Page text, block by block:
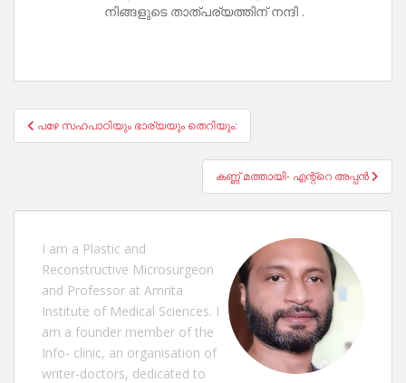
നിങ്ങളുടെ താത്പര്യത്തിന് നന്ദി .
Post
navigation
പഴേ സഹപാഠിയും ഭാര്യയും തെറിയും:
കണ്ണ് മത്തായി- എന്റ്റെ അപ്പൻ
I am a Plastic and
Reconstructive Microsurgeon
and Professor at Amrita
Institute of Medical Sciences. I
am a founder member of the
Info- clinic, an organisation of
writer-doctors, dedicated to